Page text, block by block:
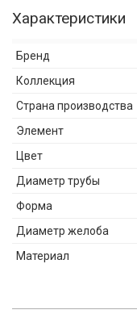
Характеристики
Бренд
Коллекция
Страна производства
Элемент
Цвет
Диаметр трубы
Форма
Диаметр желоба
Материал